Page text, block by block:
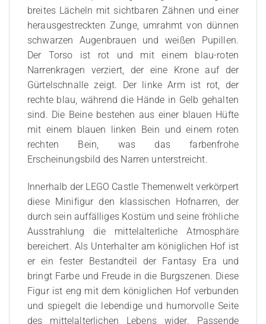
breites Lächeln mit sichtbaren Zähnen und einer
herausgestreckten Zunge, umrahmt von dünnen
schwarzen Augenbrauen und weißen Pupillen.
Der Torso ist rot und mit einem blau-roten
Narrenkragen verziert, der eine Krone auf der
Gürtelschnalle zeigt. Der linke Arm ist rot, der
rechte blau, während die Hände in Gelb gehalten
sind. Die Beine bestehen aus einer blauen Hüfte
mit einem blauen linken Bein und einem roten
rechten Bein, was das farbenfrohe
Erscheinungsbild des Narren unterstreicht.
Innerhalb der LEGO Castle Themenwelt verkörpert
diese Minifigur den klassischen Hofnarren, der
durch sein auffälliges Kostüm und seine fröhliche
Ausstrahlung die mittelalterliche Atmosphäre
bereichert. Als Unterhalter am königlichen Hof ist
er ein fester Bestandteil der Fantasy Era und
bringt Farbe und Freude in die Burgszenen. Diese
Figur ist eng mit dem königlichen Hof verbunden
und spiegelt die lebendige und humorvolle Seite
des mittelalterlichen Lebens wider. Passende